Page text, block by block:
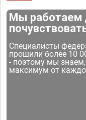
Мы работаем
Специалисты
прошили более 10
- поэтому мы
максимум от